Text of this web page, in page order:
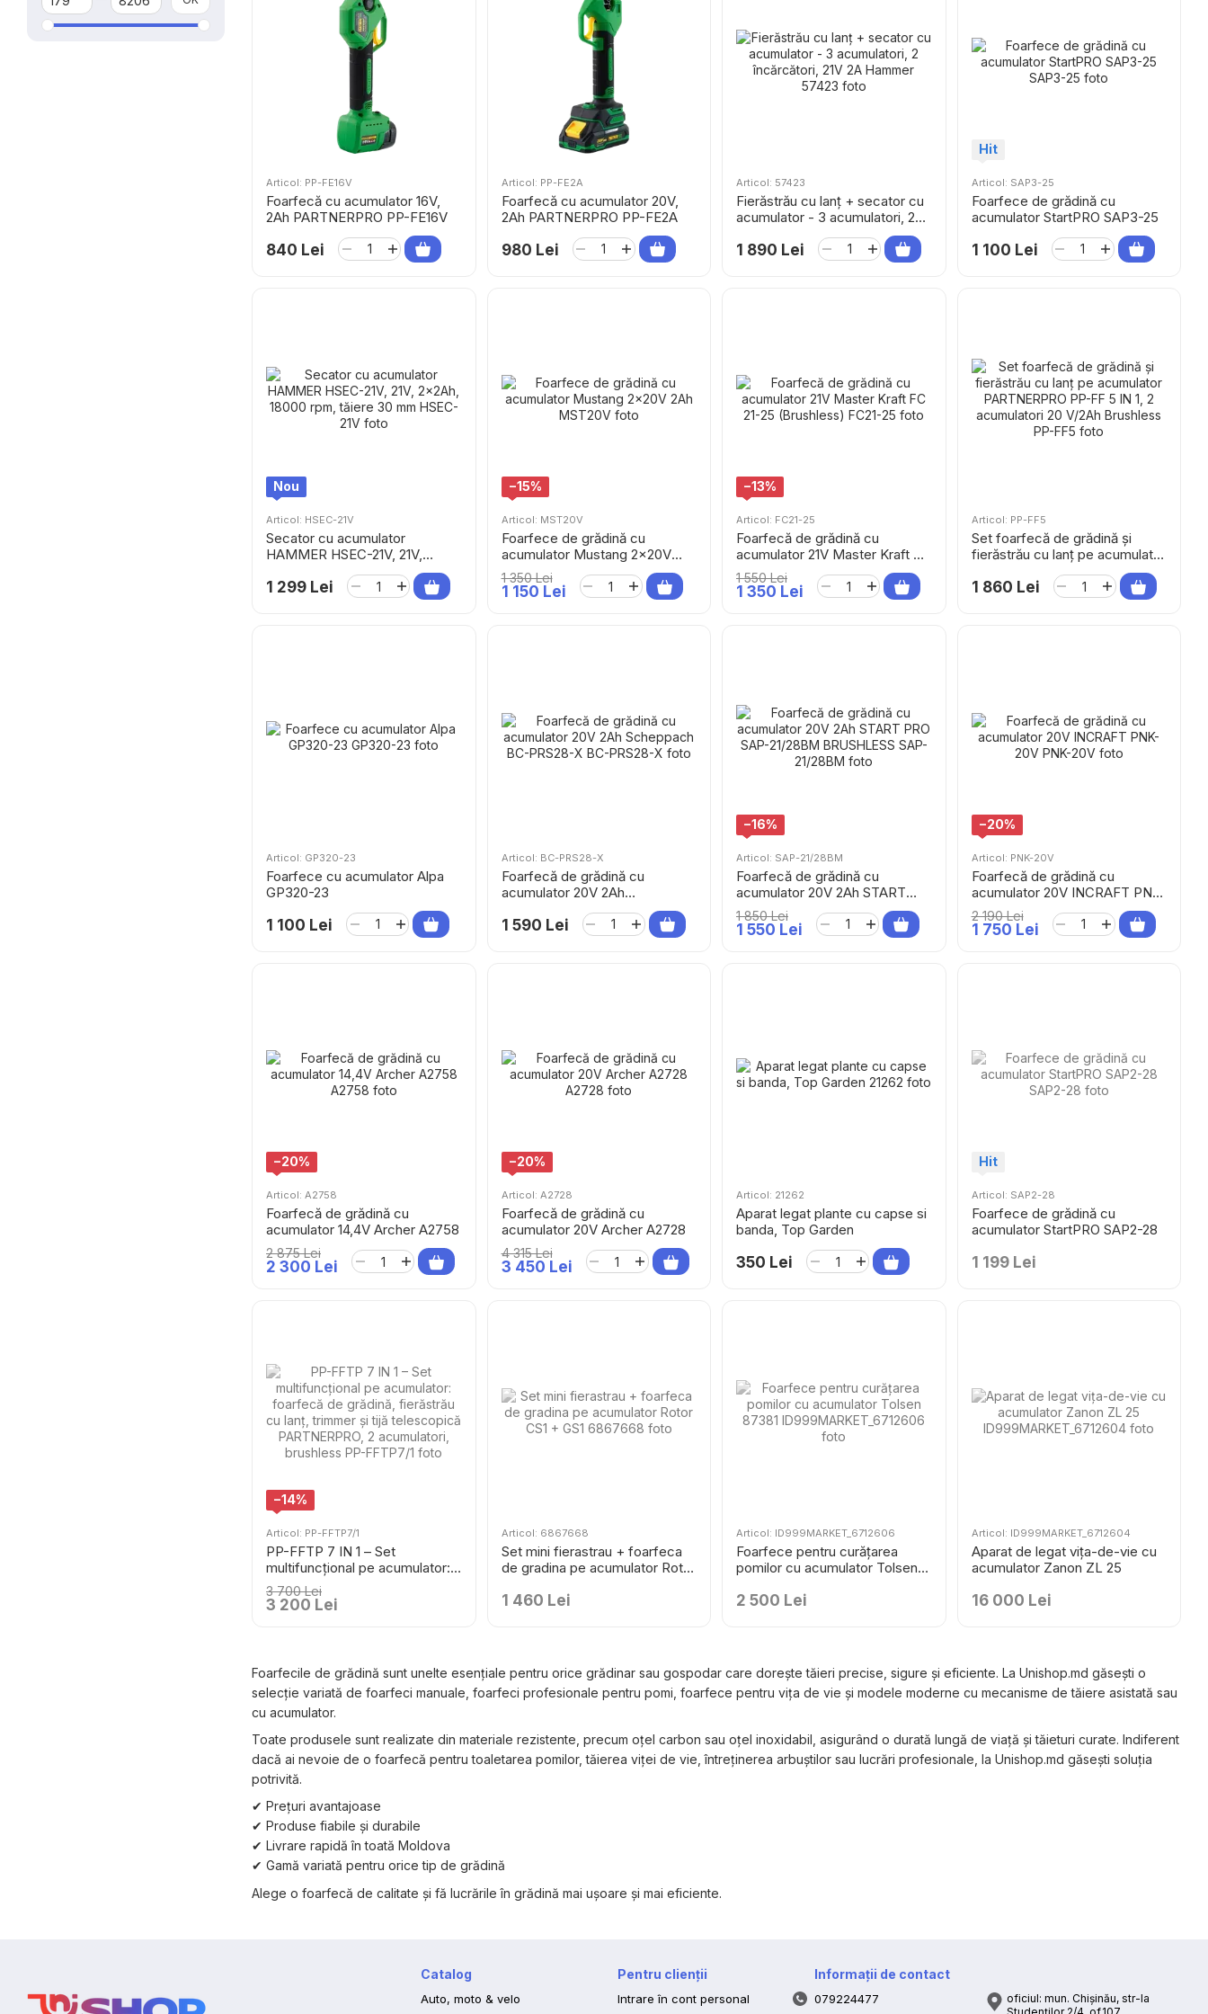
Foarfecile de grădină sunt unelte esențiale pentru orice grădinar sau gospodar care dorește tăieri precise, sigure și eficiente. La Unishop.md găsești o
selecție variată de foarfeci manuale, foarfeci profesionale pentru pomi, foarfece pentru vița de vie și modele moderne cu mecanisme de tăiere asistată sau
cu acumulator.
Toate produsele sunt realizate din materiale rezistente, precum oțel carbon sau oțel inoxidabil, asigurând o durată lungă de viață și tăieturi curate. Indiferent
dacă ai nevoie de o foarfecă pentru toaletarea pomilor, tăierea viței de vie, întreținerea arbuștilor sau lucrări profesionale, la Unishop.md găsești soluția
potrivită.
✔ Prețuri avantajoase
✔ Produse fiabile și durabile
✔ Livrare rapidă în toată Moldova
✔ Gamă variată pentru orice tip de grădină
Alege o foarfecă de calitate și fă lucrările în grădină mai ușoare și mai eficiente.
Articol: PP-FE16V
Foarfecă cu acumulator 16V,
2Ah PARTNERPRO PP-FE16V
840 Lei
Articol: PP-FE2A
Foarfecă cu acumulator 20V,
2Ah PARTNERPRO PP-FE2A
980 Lei
Articol: 57423
Fierăstrău cu lanț + secator cu
acumulator - 3 acumulatori, 2
încărcători, 21V 2A Hammer
1 890 Lei
Hit
Articol: SAP3-25
Foarfece de grădină cu
acumulator StartPRO SAP3-25
1 100 Lei
Nou
Articol: HSEC-21V
Secator cu acumulator
HAMMER HSEC-21V, 21V,
2x2Ah, 18000 rpm, tăiere 30
mm
1 299 Lei
−15%
Articol: MST20V
Foarfece de grădină cu
acumulator Mustang 2×20V
2Ah
1 350 Lei
1 150 Lei
−13%
Articol: FC21-25
Foarfecă de grădină cu
acumulator 21V Master Kraft FC
21-25 (Brushless)
1 550 Lei
1 350 Lei
Articol: PP-FF5
Set foarfecă de grădină și
fierăstrău cu lanț pe acumulator
PARTNERPRO PP-FF 5 IN 1, 2
acumulatori 20 V/2Ah Brushless
1 860 Lei
Articol: GP320-23
Foarfece cu acumulator Alpa
GP320-23
1 100 Lei
Articol: BC-PRS28-X
Foarfecă de grădină cu
acumulator 20V 2Ah
Scheppach BC-PRS28-X
1 590 Lei
−16%
Articol: SAP-21/28BM
Foarfecă de grădină cu
acumulator 20V 2Ah START
PRO SAP-21/28BM
BRUSHLESS
1 850 Lei
1 550 Lei
−20%
Articol: PNK-20V
Foarfecă de grădină cu
acumulator 20V INCRAFT PNK-
20V
2 190 Lei
1 750 Lei
−20%
Articol: A2758
Foarfecă de grădină cu
acumulator 14,4V Archer A2758
2 875 Lei
2 300 Lei
−20%
Articol: A2728
Foarfecă de grădină cu
acumulator 20V Archer A2728
4 315 Lei
3 450 Lei
Articol: 21262
Aparat legat plante cu capse si
banda, Top Garden
350 Lei
Hit
Articol: SAP2-28
Foarfece de grădină cu
acumulator StartPRO SAP2-28
1 199 Lei
−14%
Articol: PP-FFTP7/1
PP-FFTP 7 IN 1 – Set
multifuncțional pe acumulator:
foarfecă de grădină, fierăstrău
cu lanț, trimmer și tijă
telescopică PARTNERPRO, 2
3 700 Lei
3 200 Lei
Articol: 6867668
Set mini fierastrau + foarfeca
de gradina pe acumulator Rotor
1 460 Lei
Articol: ID999MARKET_6712606
Foarfece pentru curățarea
pomilor cu acumulator Tolsen
2 500 Lei
Articol: ID999MARKET_6712604
Aparat de legat vița-de-vie cu
acumulator Zanon ZL 25
16 000 Lei
Catalog
Auto, moto & velo
Pentru clienții
Intrare în cont personal
Informații de contact
079224477
oficiul: mun. Chișinău, str-la